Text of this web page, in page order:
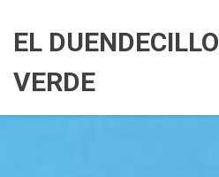
content
EL DUENDECILLO
VERDE